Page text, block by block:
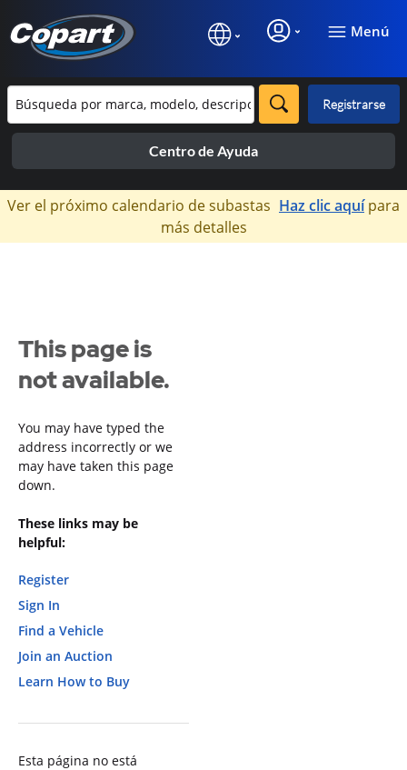
Menú
Registrarse
Centro de Ayuda
×
Ver el próximo calendario de subastas Haz clic aquípara
más detalles
This page is
not available.
You may have typed the
address incorrectly or we
may have taken this page
down.
These links may be
helpful:
Register
Sign In
Find a Vehicle
Join an Auction
Learn How to Buy
Esta página no está